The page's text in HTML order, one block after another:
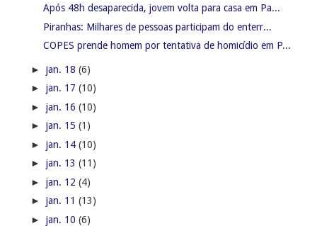
Após 48h desaparecida, jovem volta para casa em Pa...
Piranhas: Milhares de pessoas participam do enterr...
COPES prende homem por tentativa de homicídio em P...
► jan. 18 (6)
► jan. 17 (10)
► jan. 16 (10)
► jan. 15 (1)
► jan. 14 (10)
► jan. 13 (11)
► jan. 12 (4)
► jan. 11 (13)
► jan. 10 (6)